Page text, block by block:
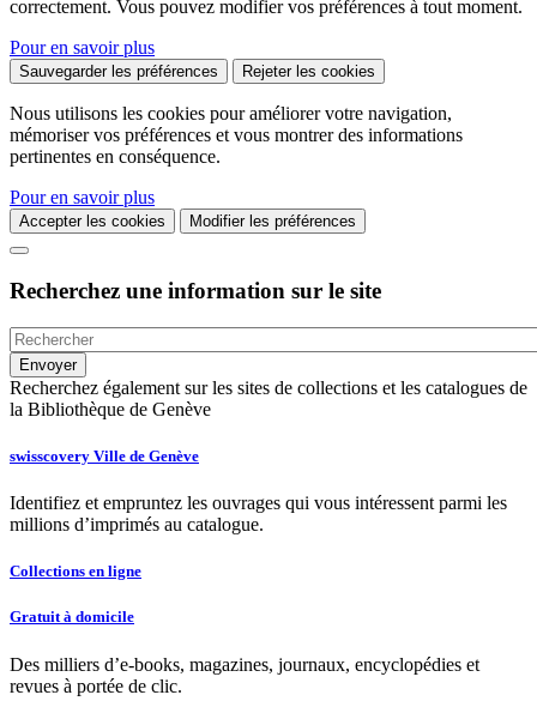
correctement. Vous pouvez modifier vos préférences à tout moment.
Pour en savoir plus
Sauvegarder les préférences Rejeter les cookies
Nous utilisons les cookies pour améliorer votre navigation,
mémoriser vos préférences et vous montrer des informations
pertinentes en conséquence.
Pour en savoir plus
Accepter les cookies Modifier les préférences
Recherchez une information sur le site
Recherchez également sur les sites de collections et les catalogues de
la Bibliothèque de Genève
swisscovery Ville de Genève
Identifiez et empruntez les ouvrages qui vous intéressent parmi les
millions d’imprimés au catalogue.
Collections en ligne
Gratuit à domicile
Des milliers d’e-books, magazines, journaux, encyclopédies et
revues à portée de clic.